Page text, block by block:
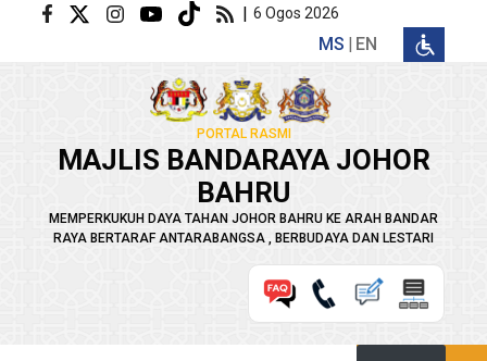
Langkau ke kandungan utama | 6 Ogos 2026
MS EN
PORTAL RASMI
MAJLIS BANDARAYA JOHOR
BAHRU
MEMPERKUKUH DAYA TAHAN JOHOR BAHRU KE ARAH BANDAR
RAYA BERTARAF ANTARABANGSA , BERBUDAYA DAN LESTARI